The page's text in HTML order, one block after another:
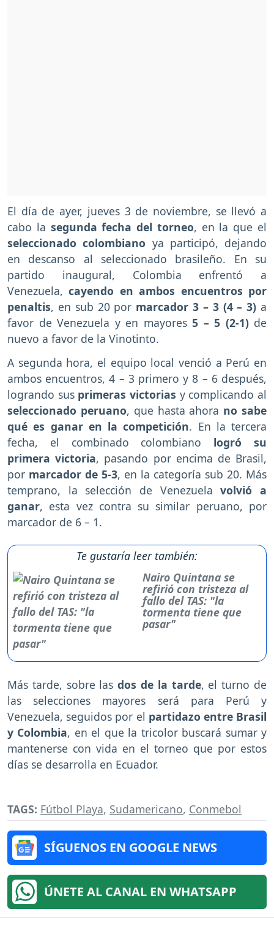
El día de ayer, jueves 3 de noviembre, se llevó a
cabo la segunda fecha del torneo, en la que el
seleccionado colombiano ya participó, dejando
en descanso al seleccionado brasileño. En su
partido inaugural, Colombia enfrentó a
Venezuela,cayendo en ambos encuentros por
penaltis, en sub 20 por marcador 3 – 3 (4 – 3)a
favor de Venezuela y en mayores 5 – 5 (2-1) de
nuevo a favor de la Vinotinto.
A segunda hora, el equipo local venció a Perú en
ambos encuentros, 4 – 3 primero y 8 – 6 después,
logrando sus primeras victorias y complicando al
seleccionado peruano, que hasta ahora no sabe
qué es ganar en la competición. En la tercera
fecha, el combinado colombiano logró su
primera victoria, pasando por encima de Brasil,
por marcador de 5-3, en la categoría sub 20. Más
temprano, la selección de Venezuelavolvió a
ganar, esta vez contra su similar peruano, por
marcador de 6 – 1.
Te gustaría leer también:
Nairo Quintana se
refirió con tristeza al
fallo del TAS: "la
tormenta tiene que
pasar"
Más tarde, sobre lasdos de la tarde, el turno de
las selecciones mayores será para Perú y
Venezuela, seguidos por el partidazo entre Brasil
y Colombia, en el que la tricolor buscará sumar y
mantenerse con vida en el torneo que por estos
días se desarrolla en Ecuador.
TAGS: Fútbol Playa, Sudamericano, Conmebol
SÍGUENOS EN GOOGLE NEWS
ÚNETE AL CANAL EN WHATSAPP